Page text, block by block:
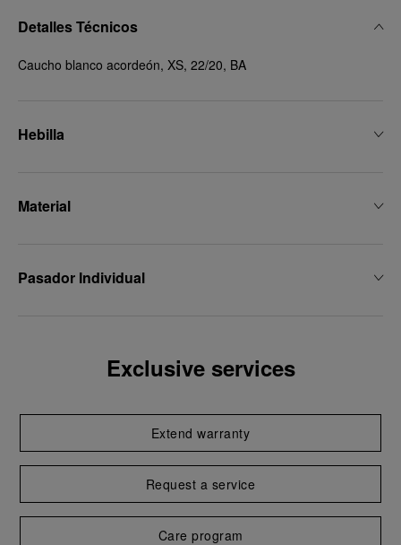
Detalles Técnicos
Caucho blanco acordeón, XS, 22/20, BA
Hebilla
Material
Pasador Individual
Exclusive services
Extend warranty
Request a service
Care program